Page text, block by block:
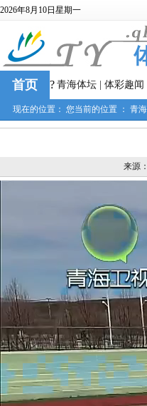
2026年8月10日星期一
首页 ? 青海体坛 体彩趣闻
现在的位置： 您当前的位置 ： 青
来源